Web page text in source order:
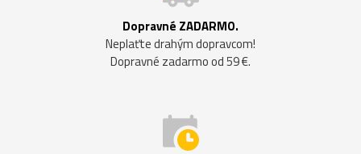
Dopravné ZADARMO.
Neplaťte drahým dopravcom!
Dopravné zadarmo od 59 €.